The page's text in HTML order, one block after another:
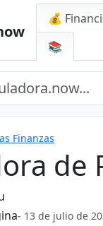
💰
📚
Finanzas
de
- 13 de julio de
de